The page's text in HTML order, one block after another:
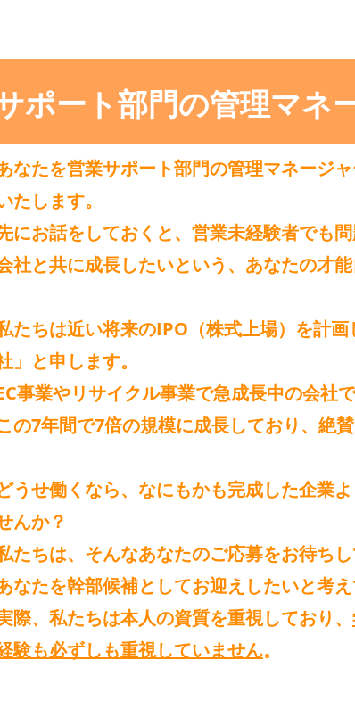
ポート部門の管理マネ
なたを営業サポート部門の管理マネージャ
たします。
にお話をしておくと、 営業未経験者でも
社と共に成長したいという、あなたの才
たちは近い将来のIPO（株式上場） を計
」 と申します。
事業やリサイクル事業で急成長中の会社で
の7年間で7倍の規模に成長しており、 絶
うせ働くなら、なにもかも完成した企業
んか？
たちは、そんなあなたのご応募をお待ちし
なたを幹部候補としてお迎えしたいと考え
際、私たちは本人の資質を重視しており、
験も必ずしも重視していません。